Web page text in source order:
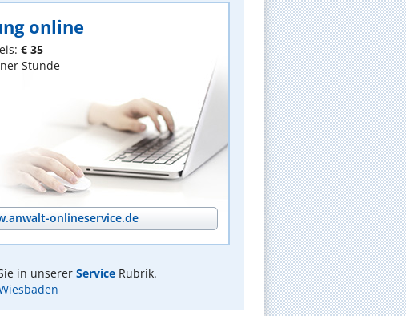
online
€ 35
Stunde
onlineservice.de
in unserer ServiceRubrik.